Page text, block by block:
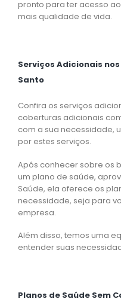
pronto para ter acesso
mais qualidade de vida.
Serviços Adicionais
Santo
Confira os serviços
coberturas adicionais
com a sua necessidade,
por estes serviços.
Após conhecer sobre os
um plano de saúde,
Saúde, ela oferece os
necessidade, seja para
empresa.
Além disso, temos uma
entender suas
Planos de Saúde Sem